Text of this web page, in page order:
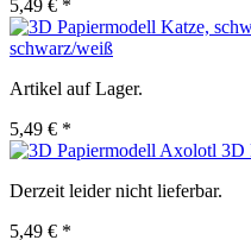
5,49 € *
schwarz/weiß
Artikel auf Lager.
5,49 € *
3D
Derzeit leider nicht lieferbar.
5,49 € *